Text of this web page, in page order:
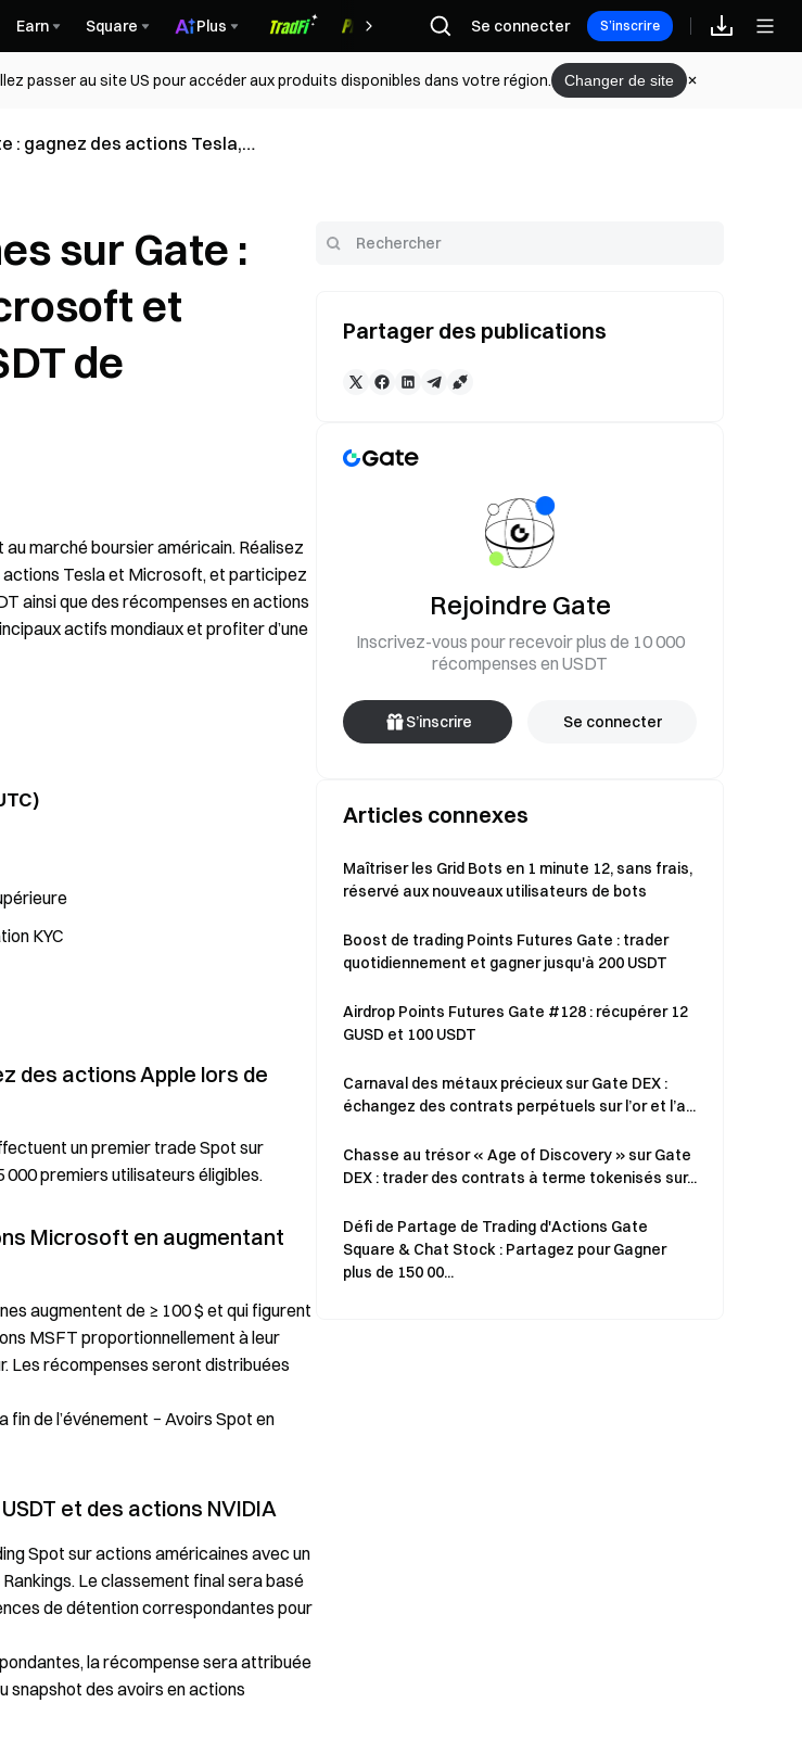
Earn Square Plus Récompenses
Se connecter S’inscrire
passer au site US pour accéder aux produits disponibles dans votre région. Changer de site
: gagnez des actions Tesla,
sur Gate :
et
de
marché boursier américain. Réalisez
actions Tesla et Microsoft, et participez
ainsi que des récompenses en actions
actifs mondiaux et profiter d’une
KYC
des actions Apple lors de
un premier trade Spot sur
premiers utilisateurs éligibles.
Microsoft en augmentant
augmentent de ≥ 100 $ et qui figurent
MSFT proportionnellement à leur
Les récompenses seront distribuées
de l’événement − Avoirs Spot en
et des actions NVIDIA
Spot sur actions américaines avec un
Le classement final sera basé
de détention correspondantes pour
la récompense sera attribuée
snapshot des avoirs en actions
Partager des publications
Rejoindre Gate
Inscrivez-vous pour recevoir plus de 10 000
récompenses en USDT
S’inscrire Se connecter
Articles connexes
Maîtriser les Grid Bots en 1 minute 12, sans frais,
réservé aux nouveaux utilisateurs de bots
Boost de trading Points Futures Gate : trader
quotidiennement et gagner jusqu'à 200 USDT
Airdrop Points Futures Gate #128 : récupérer 12
GUSD et 100 USDT
Carnaval des métaux précieux sur Gate DEX :
échangez des contrats perpétuels sur l’or et l’a...
Chasse au trésor « Age of Discovery » sur Gate
DEX : trader des contrats à terme tokenisés sur...
Défi de Partage de Trading d'Actions Gate
Square & Chat Stock : Partagez pour Gagner
plus de 150 00...